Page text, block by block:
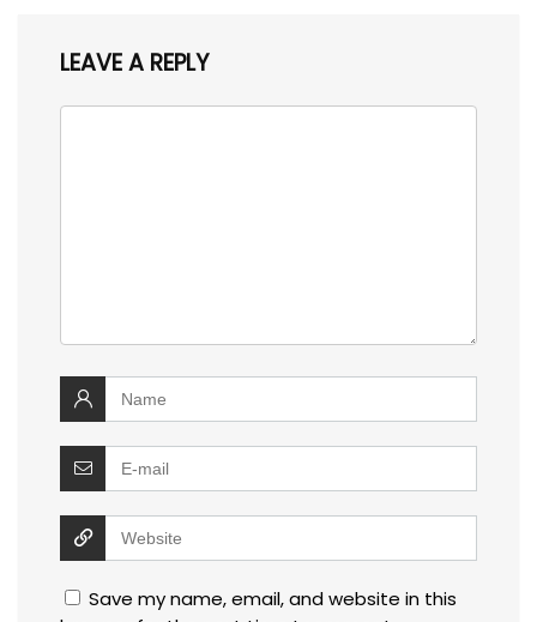
LEAVE A REPLY
Save my name, email, and website in this